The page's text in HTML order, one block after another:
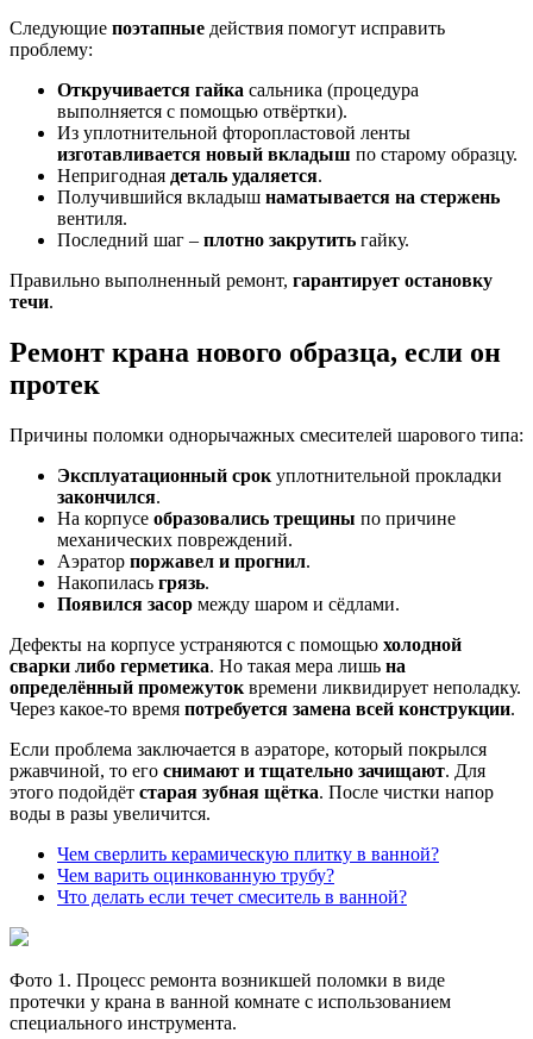
Следующие поэтапные действия помогут исправить
проблему:
Откручивается гайка сальника (процедура
выполняется с помощью отвёртки).
Из уплотнительной фторопластовой ленты
изготавливается новый вкладыш по старому образцу.
Непригодная деталь удаляется.
Получившийся вкладыш наматывается на стержень
вентиля.
Последний шаг – плотно закрутить гайку.
Правильно выполненный ремонт, гарантирует остановку
течи.
Ремонт крана нового образца, если он
протек
Причины поломки однорычажных смесителей шарового типа:
Эксплуатационный срок уплотнительной прокладки
закончился.
На корпусе образовались трещины по причине
механических повреждений.
Аэратор поржавел и прогнил.
Накопилась грязь.
Появился засор между шаром и сёдлами.
Дефекты на корпусе устраняются с помощью холодной
сварки либо герметика. Но такая мера лишь на
определённый промежуток времени ликвидирует неполадку.
Через какое-то время потребуется замена всей конструкции.
Если проблема заключается в аэраторе, который покрылся
ржавчиной, то его снимают и тщательно зачищают. Для
этого подойдёт старая зубная щётка. После чистки напор
воды в разы увеличится.
Чем сверлить керамическую плитку в ванной?
Чем варить оцинкованную трубу?
Что делать если течет смеситель в ванной?
Фото 1. Процесс ремонта возникшей поломки в виде
протечки у крана в ванной комнате с использованием
специального инструмента.